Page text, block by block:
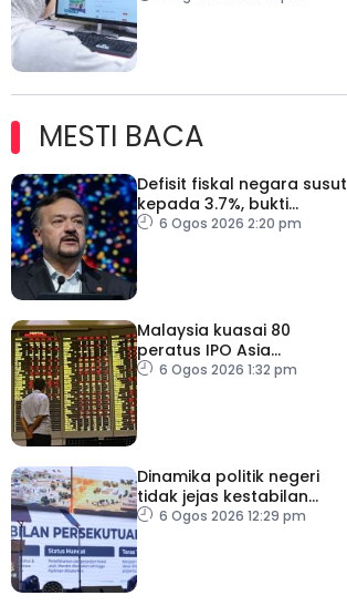
MESTI BACA
Defisit fiskal negara susut
kepada 3.7%, bukti
keyakinan pelabur masih
6 Ogos 2026 2:20 pm
Malaysia kuasai 80
peratus IPO Asia
Tenggara, kumpul AS$1.4
6 Ogos 2026 1:32 pm
Dinamika politik negeri
tidak jejas kestabilan
Kerajaan Perpaduan
6 Ogos 2026 12:29 pm